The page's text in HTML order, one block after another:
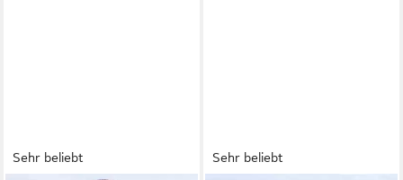
Sehr beliebt Sehr beliebt